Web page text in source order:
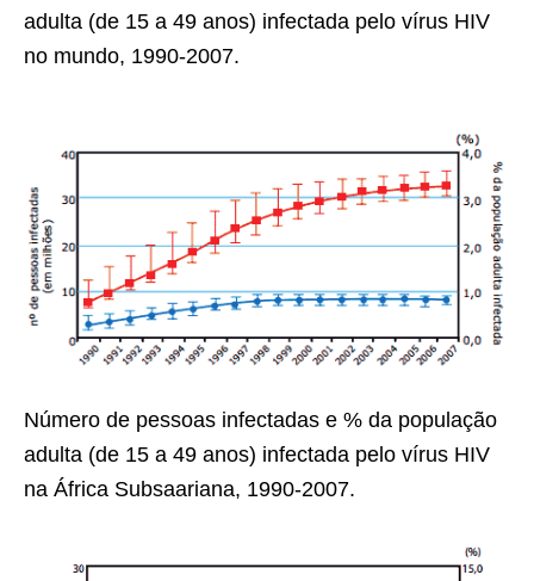
adulta (de 15 a 49 anos) infectada pelo vírus HIV
no mundo, 1990-2007.
Número de pessoas infectadas e % da população
adulta (de 15 a 49 anos) infectada pelo vírus HIV
na África Subsaariana, 1990-2007.